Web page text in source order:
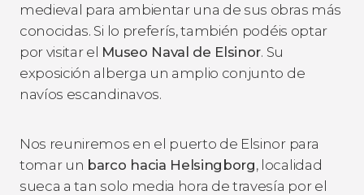
medieval para ambientar una de sus obras más
conocidas. Si lo preferís, también podéis optar
por visitar el Museo Naval de Elsinor. Su
exposición alberga un amplio conjunto de
navíos escandinavos.
Nos reuniremos en el puerto de Elsinor para
tomar un barco hacia Helsingborg, localidad
sueca a tan solo media hora de travesía por el